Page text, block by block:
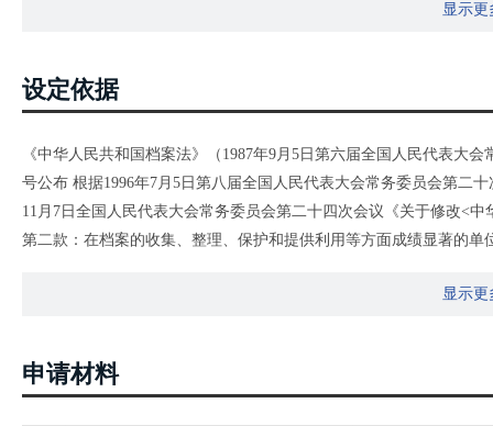
显示更
设定依据
《中华人民共和国档案法》（1987年9月5日第六届全国人民代表大
号公布 根据1996年7月5日第八届全国人民代表大会常务委员会第二
11月7日全国人民代表大会常务委员会第二十四次会议《关于修改<
第二款：在档案的收集、整理、保护和提供利用等方面成绩显著的
《中华人民共和国档案法实施办法》（1990年10月24日国务院批准
（一）对档案的收集、整理、提供利用做出显著成绩的；
显示更
申请材料